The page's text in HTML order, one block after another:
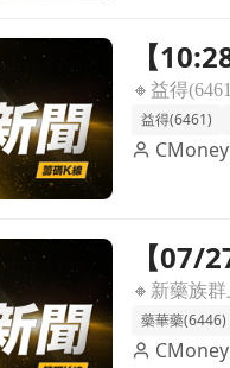
聞】益得(6461)小漲至
【
壓觀望
益得(6461)
時新聞】新藥族群漲勢
【07/
藥華藥(6446)